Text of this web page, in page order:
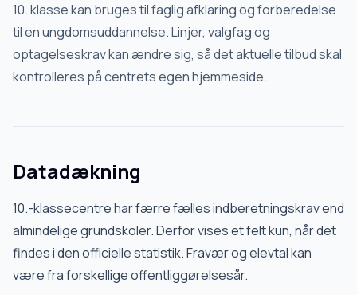
10. klasse kan bruges til faglig afklaring og forberedelse
til en ungdomsuddannelse. Linjer, valgfag og
optagelseskrav kan ændre sig, så det aktuelle tilbud skal
kontrolleres på centrets egen hjemmeside.
Datadækning
10.-klassecentre har færre fælles indberetningskrav end
almindelige grundskoler. Derfor vises et felt kun, når det
findes i den officielle statistik. Fravær og elevtal kan
være fra forskellige offentliggørelsesår.